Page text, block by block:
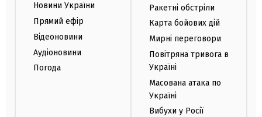
Новини України
Прямий ефір
Відеоновини
Аудіоновини
Погода
Ракетні обстріли
Карта бойових дій
Мирні переговори
Повітряна тривога в
Україні
Масована атака по
Україні
Вибухи у Росії